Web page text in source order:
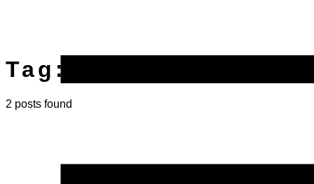
Tag:
2 posts found